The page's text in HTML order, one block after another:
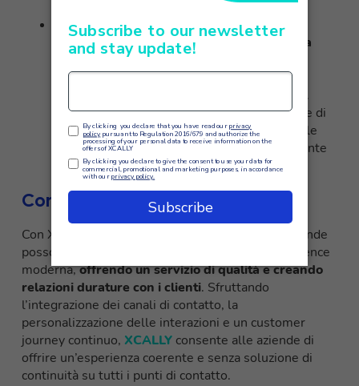
Analisi dei dati e previsioni:L’artificial
intelligence puòanalizzare i dati raccolti da
diverse fonti , come feedback dei clienti,
interazioni passate e trend di mercato, per
identificare modelli, tendenze e opportunità.
Queste informazioni consentono alle aziende di
prendere decisioni più informate, anticipare le
esigenze dei clienti e migliorare continuamente
la Customer Experience.
Conclusione
Con XCALLY e il suo software omnicanale, le aziende
possono superare le sfide della Customer Experience
moderna,offrendo un servizio di qualità e creando
relazioni durature con i clienti. Sfruttando
l’integrazione dei canali di contatto, la
personalizzazione delle interazioni e un customer
journey continuo, XCALLY consente alle aziende di
offrire un’esperienza coerente e senza soluzione di
continuità su tutti i punti di contatto.